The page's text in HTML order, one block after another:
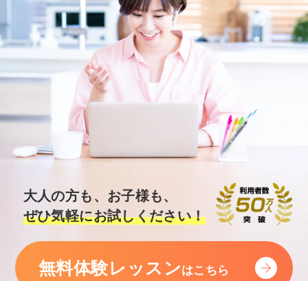
大人の方も、お子様も、
ぜひ気軽にお試しください！
無料体験レッスンはこちら